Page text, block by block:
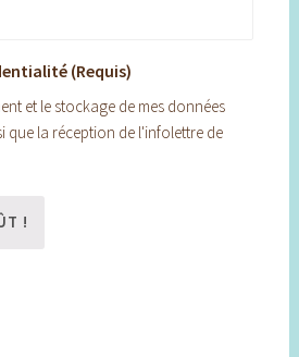
(Requis)
et le stockage de mes données
que la réception de l'infolettre de